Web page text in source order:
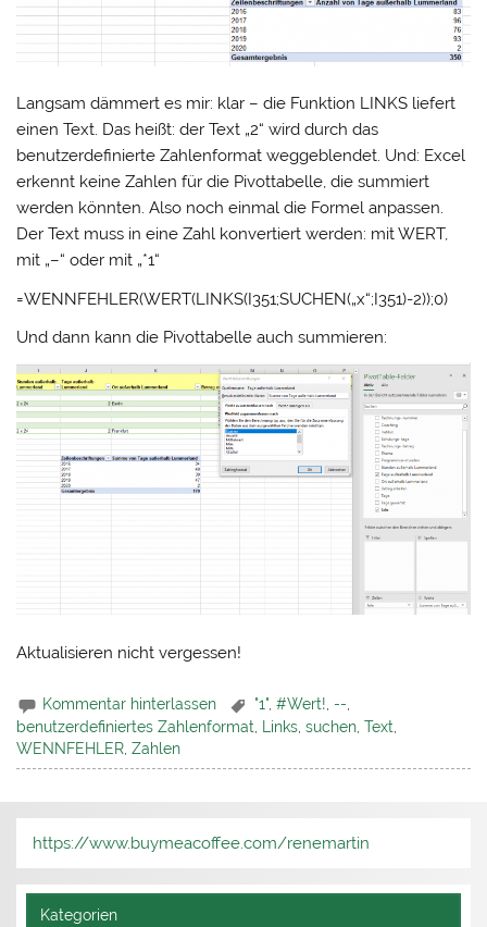
Langsam dämmert es mir: klar – die Funktion LINKS liefert
einen Text. Das heißt: der Text „2“ wird durch das
benutzerdefinierte Zahlenformat weggeblendet. Und: Excel
erkennt keine Zahlen für die Pivottabelle, die summiert
werden könnten. Also noch einmal die Formel anpassen.
Der Text muss in eine Zahl konvertiert werden: mit WERT,
mit „–“ oder mit „*1“
=WENNFEHLER(WERT(LINKS(I351;SUCHEN(„x“;I351)-2));0)
Und dann kann die Pivottabelle auch summieren:
Aktualisieren nicht vergessen!
Kommentar hinterlassen "1",#Wert! --
benutzerdefiniertes Zahlenformat
Links ,suchen ,Text
WENNFEHLER ,Zahlen
https://www.buymeacoffee.com/renemartin
Kategorien